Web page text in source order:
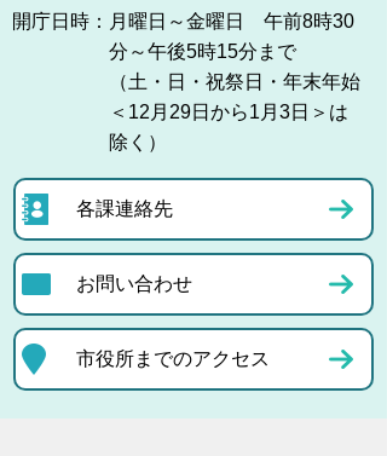
開庁日時： 月曜日～金曜日 午前8時30
分～午後5時15分まで
（土・日・祝祭日・年末年始
＜12月29日から1月3日＞は
除く）
各課連絡先
お問い合わせ
市役所までのアクセス